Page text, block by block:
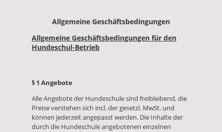
Allgemeine Geschäftsbedingungen
Allgemeine Geschäftsbedingungen für den
Hundeschul-Betrieb
§ 1 Angebote
Alle Angebote der Hundeschule sind freibleibend, die
Preise verstehen sich incl. der gesetzl. MwSt. und
können jederzeit angepasst werden. Die Inhalte der
durch die Hundeschule angebotenen einzelnen